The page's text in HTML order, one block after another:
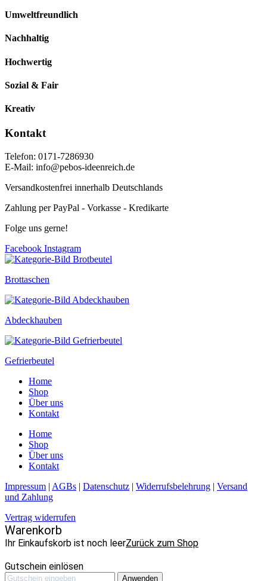
Umweltfreundlich
Nachhaltig
Hochwertig
Sozial & Fair
Kreativ
Kontakt
Telefon: 0171-7286930
E-Mail: info@pebos-ideenreich.de
Versandkostenfrei innerhalb Deutschlands
Zahlung per PayPal - Vorkasse - Kredikarte
Folge uns gerne!
Facebook Instagram
Brottaschen
Abdeckhauben
Gefrierbeutel
Home
Shop
Über uns
Kontakt
Home
Shop
Über uns
Kontakt
Impressum | AGBs | Datenschutz | Widerrufsbelehrung | Versand
und Zahlung
Vertrag widerrufen
Warenkorb
Ihr Einkaufskorb ist noch leerZurück zum Shop
Gutschein einlösen
Anwenden